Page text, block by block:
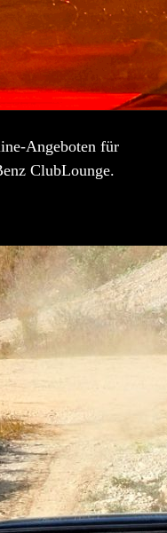
Angeboten für
ClubLounge.